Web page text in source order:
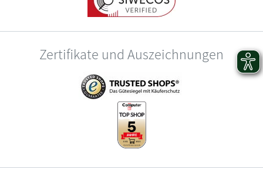
Zertifikate und Auszeichnungen